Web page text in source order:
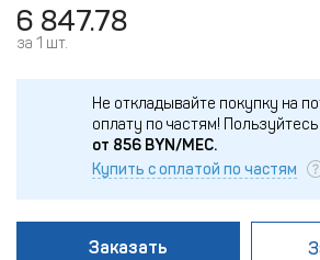
6 847.78
за 1 шт.
Не откладывайте покупку на
оплату по частям!
от 856 BYN/МЕС.
Купить с оплатой по частям
Заказать